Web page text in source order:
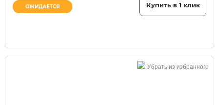
ОЖИДАЕТСЯ Купить в 1 клик
Убрать из избранного